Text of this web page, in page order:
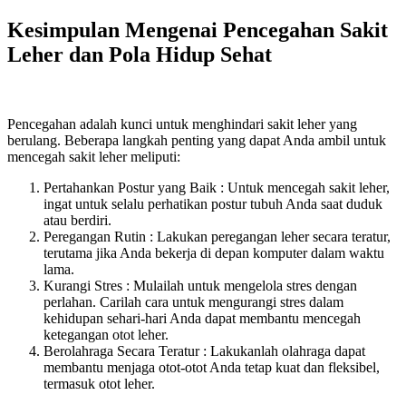
Kesimpulan Mengenai Pencegahan Sakit
Leher dan Pola Hidup Sehat
Pencegahan adalah kunci untuk menghindari sakit leher yang
berulang. Beberapa langkah penting yang dapat Anda ambil untuk
mencegah sakit leher meliputi:
Pertahankan Postur yang Baik : Untuk mencegah sakit leher,
ingat untuk selalu perhatikan postur tubuh Anda saat duduk
atau berdiri.
Peregangan Rutin : Lakukan peregangan leher secara teratur,
terutama jika Anda bekerja di depan komputer dalam waktu
lama.
Kurangi Stres : Mulailah untuk mengelola stres dengan
perlahan. Carilah cara untuk mengurangi stres dalam
kehidupan sehari-hari Anda dapat membantu mencegah
ketegangan otot leher.
Berolahraga Secara Teratur : Lakukanlah olahraga dapat
membantu menjaga otot-otot Anda tetap kuat dan fleksibel,
termasuk otot leher.